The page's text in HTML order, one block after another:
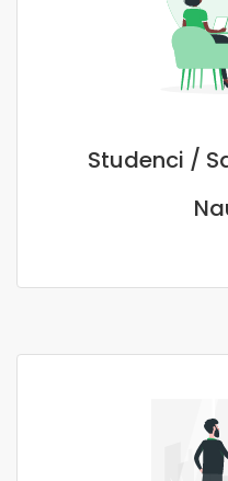
Studenci /